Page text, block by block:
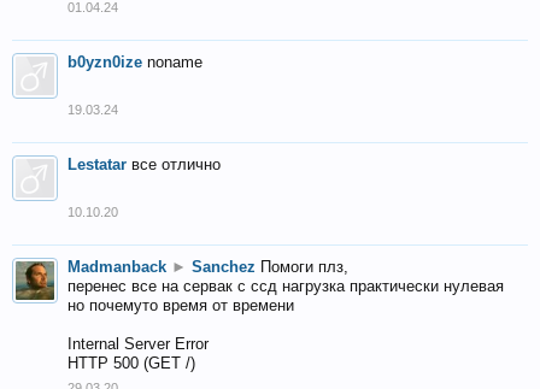
01.04.24
b0yzn0ize noname
19.03.24
Lestatar все отлично
10.10.20
Madmanback ► Sanchez Помоги плз,
перенес все на сервак с ссд нагрузка практически нулевая
но почемуто время от времени
Internal Server Error
HTTP 500 (GET /)